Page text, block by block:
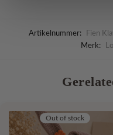
Artikelnummer: Fien
Merk:
Out of stock